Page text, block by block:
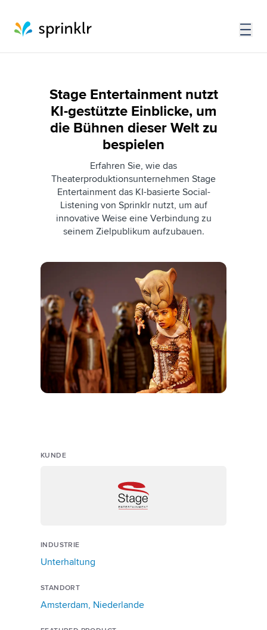
Stage Entertainment nutzt
KI-gestützte Einblicke, um
die Bühnen dieser Welt zu
bespielen
Erfahren Sie, wie das
Theaterproduktionsunternehmen Stage
Entertainment das KI-basierte Social-
Listening von Sprinklr nutzt, um auf
innovative Weise eine Verbindung zu
seinem Zielpublikum aufzubauen.
KUNDE
INDUSTRIE
Unterhaltung
STANDORT
Amsterdam, Niederlande